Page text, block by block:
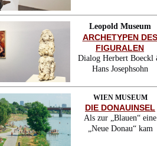
Leopold Museum
ARCHETYPEN DES
FIGURALEN
Dialog Herbert Boeckl
Hans Josephsohn
WIEN MUSEUM
DIE DONAUINSEL
Als zur „Blauen“ eine
„Neue Donau“ kam